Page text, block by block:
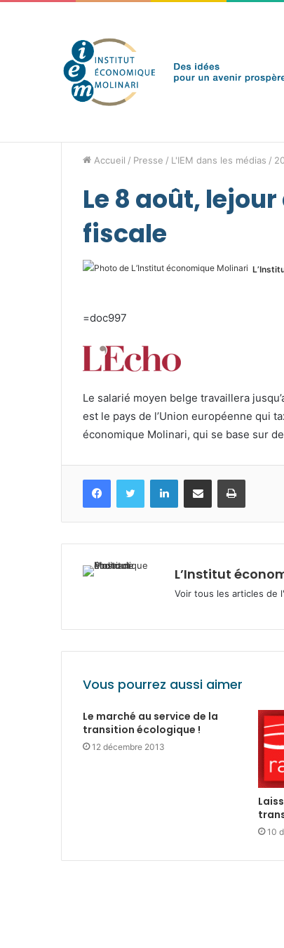
Accueil / Presse / L'IEM dans les médias /
Le 8 août,
fiscale
=doc997
Le salarié moyen belge travaillera
est le pays de l’Union européenne qui
économique Molinari, qui se base sur
FacebookTwitter LinkedinPartagez par mail Imprimez
L’Institut
Voir tous les articles de
Vous pourrez aussi aimer
Le marché au service de la
transition écologique !
12 décembre 2013
10